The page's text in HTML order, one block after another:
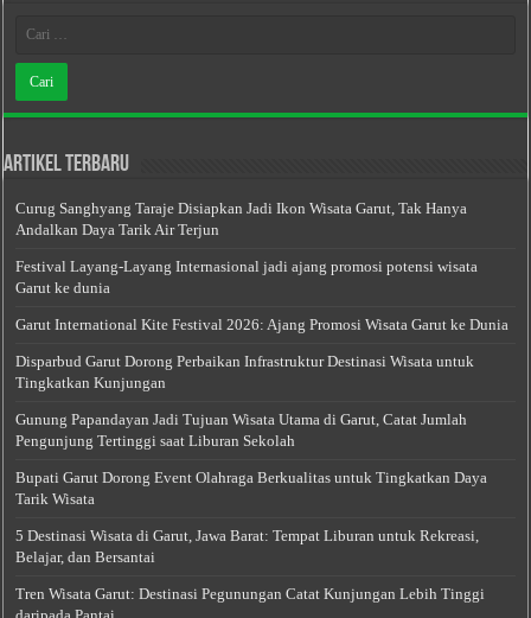
Artikel Terbaru
Curug Sanghyang Taraje Disiapkan Jadi Ikon Wisata Garut, Tak Hanya
Andalkan Daya Tarik Air Terjun
Festival Layang-Layang Internasional jadi ajang promosi potensi wisata
Garut ke dunia
Garut International Kite Festival 2026: Ajang Promosi Wisata Garut ke Dunia
Disparbud Garut Dorong Perbaikan Infrastruktur Destinasi Wisata untuk
Tingkatkan Kunjungan
Gunung Papandayan Jadi Tujuan Wisata Utama di Garut, Catat Jumlah
Pengunjung Tertinggi saat Liburan Sekolah
Bupati Garut Dorong Event Olahraga Berkualitas untuk Tingkatkan Daya
Tarik Wisata
5 Destinasi Wisata di Garut, Jawa Barat: Tempat Liburan untuk Rekreasi,
Belajar, dan Bersantai
Tren Wisata Garut: Destinasi Pegunungan Catat Kunjungan Lebih Tinggi